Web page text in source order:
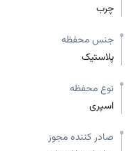
چرب
جنس محفظه
پلاستیک
نوع محفظه
اسپری
صادر کننده مجوز